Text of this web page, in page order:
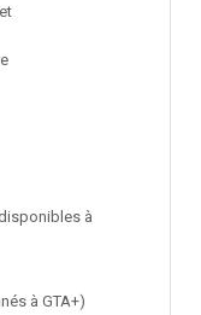
à
à GTA+)